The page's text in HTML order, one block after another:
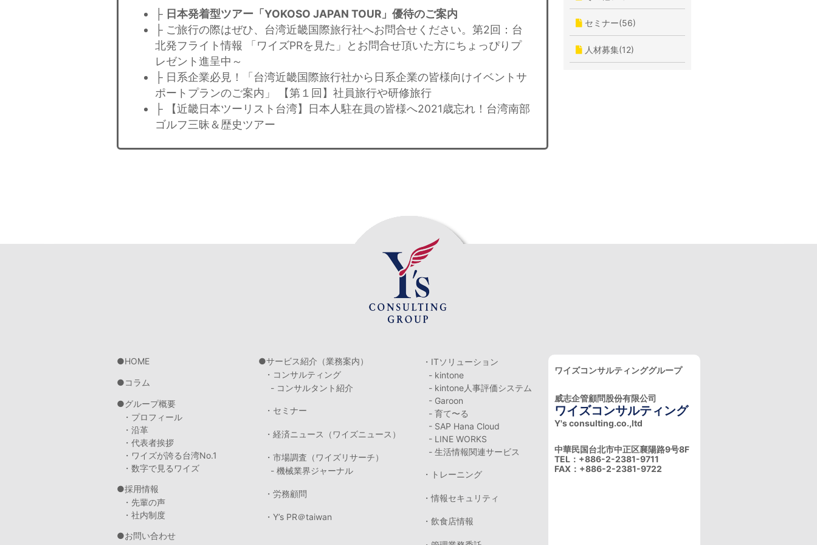
├ 日本発着型ツアー「YOKOSO JAPAN TOUR」優待のご案内
├ ご旅行の際はぜひ、台湾近畿国際旅行社へお問合せください。第2回：台
北発フライト情報 「ワイズPRを見た」とお問合せ頂いた方にちょっぴりプ
レゼント進呈中～
├ 日系企業必見！「台湾近畿国際旅行社から日系企業の皆様向けイベントサ
ポートプランのご案内」 【第１回】社員旅行や研修旅行
├ 【近畿日本ツーリスト台湾】日本人駐在員の皆様へ2021歳忘れ！台湾南部
ゴルフ三昧＆歴史ツアー
セミナー(56)
人材募集(12)
HOME
コラム
グループ概要
・プロフィール
・沿革
・代表者挨拶
・ワイズが誇る台湾No.1
・数字で見るワイズ
採用情報
・先輩の声
・社内制度
お問い合わせ
サービス紹介（業務案内）
・コンサルティング
- コンサルタント紹介
・セミナー
・経済ニュース（ワイズニュース）
・市場調査（ワイズリサーチ）
- 機械業界ジャーナル
・労務顧問
・Y’s PR＠taiwan
・ITソリューション
- kintone
- kintone人事評価システム
- Garoon
- 育て〜る
- SAP Hana Cloud
- LINE WORKS
- 生活情報関連サービス
・トレーニング
・情報セキュリティ
・飲食店情報
ワイズコンサルティンググループ
威志企管顧問股份有限公司
ワイズコンサルティング
Y's consulting.co.,ltd
中華民国台北市中正区襄陽路9号8F
TEL：+886-2-2381-9711
FAX：+886-2-2381-9722